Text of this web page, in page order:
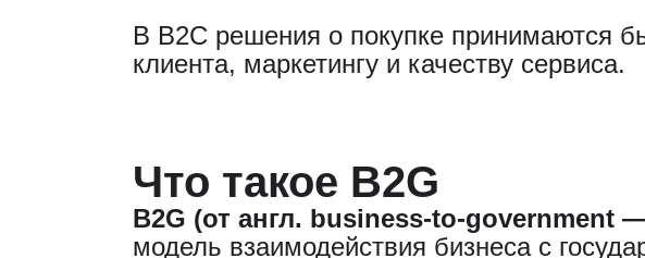
В B2C решения о покупке принимаются
клиента, маркетингу и качеству сервиса.
Что такое B2G
B2G (от англ. business-to-government
модель взаимодействия бизнеса с